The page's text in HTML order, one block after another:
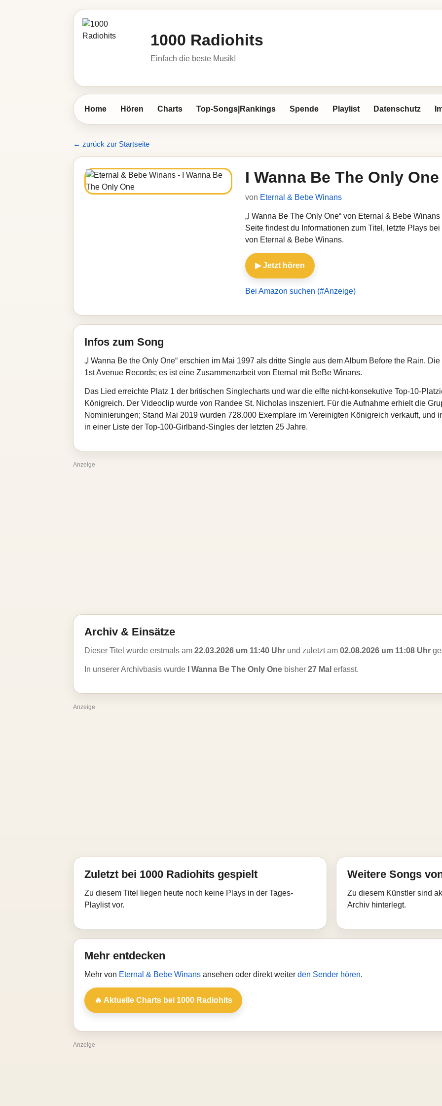
1000 Radiohits
Einfach die beste Musik!
Home Hören Charts Top-Songs|Rankings Spende Playlist Datenschutz
← zurück zur Startseite
I Wanna Be The Only One
von Eternal & Bebe Winans
„I Wanna Be The Only One“ von Eternal & Bebe
Seite findest du Informationen zum Titel, letzte Plays
von Eternal & Bebe Winans.
▶ Jetzt hören
Bei Amazon suchen (#Anzeige)
Infos zum Song
„I Wanna Be the Only One“ erschien im Mai 1997 als dritte Single aus dem Album Before the Rain.
1st Avenue Records; es ist eine Zusammenarbeit von Eternal mit BeBe Winans.
Das Lied erreichte Platz 1 der britischen Singlecharts und war die elfte nicht-konsekutive Top-10-
Königreich. Der Videoclip wurde von Randee St. Nicholas inszeniert. Für die Aufnahme erhielt die
Nominierungen; Stand Mai 2019 wurden 728.000 Exemplare im Vereinigten Königreich verkauft, und
in einer Liste der Top-100-Girlband-Singles der letzten 25 Jahre.
Anzeige
Archiv & Einsätze
Dieser Titel wurde erstmals am 22.03.2026 um 11:40 Uhr und zuletzt am 02.08.2026 um 11:08 Uhr
In unserer Archivbasis wurde I Wanna Be The Only One bisher 27 Mal erfasst.
Anzeige
Zuletzt bei 1000 Radiohits gespielt
Zu diesem Titel liegen heute noch keine Plays in der Tages-
Playlist vor.
Weitere Songs
Zu diesem Künstler sind
Archiv hinterlegt.
Mehr entdecken
Mehr von Eternal & Bebe Winans ansehen oder direkt weiter den Sender hören.
🔥 Aktuelle Charts bei 1000 Radiohits
Anzeige